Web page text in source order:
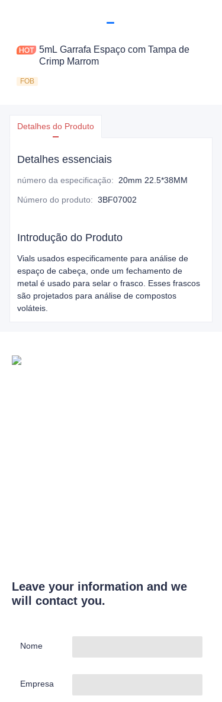
5mL Garrafa Espaço com Tampa de
Crimp Marrom
FOB
Detalhes do Produto
Detalhes essenciais
número da especificação: 20mm 22.5*38MM
Número do produto: 3BF07002
Introdução do Produto
Vials usados especificamente para análise de
espaço de cabeça, onde um fechamento de
metal é usado para selar o frasco. Esses frascos
são projetados para análise de compostos
voláteis.
Leave your information and we
will contact you.
Nome
Empresa